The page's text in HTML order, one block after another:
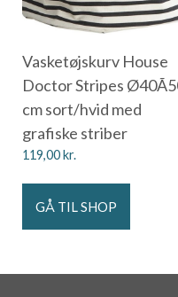
Vasketøjskurv House
Doctor Stripes
cm sort/hvid med
grafiske striber
119,00kr.
GÅ TIL SHOP